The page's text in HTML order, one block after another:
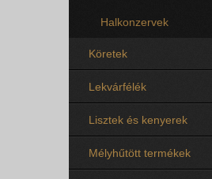
Halkonzervek
Köretek
Lekvárfélék
Lisztek és kenyerek
Mélyhűtött termékek